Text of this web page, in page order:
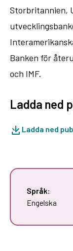
Storbritannien,
Banken för
och IMF.
Ladda ned
Ladda ned
Språk:
Engelska